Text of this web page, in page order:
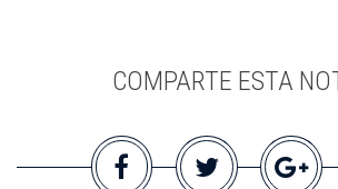
COMPARTE ESTA